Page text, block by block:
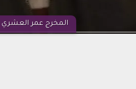
المخرج عمر العشري